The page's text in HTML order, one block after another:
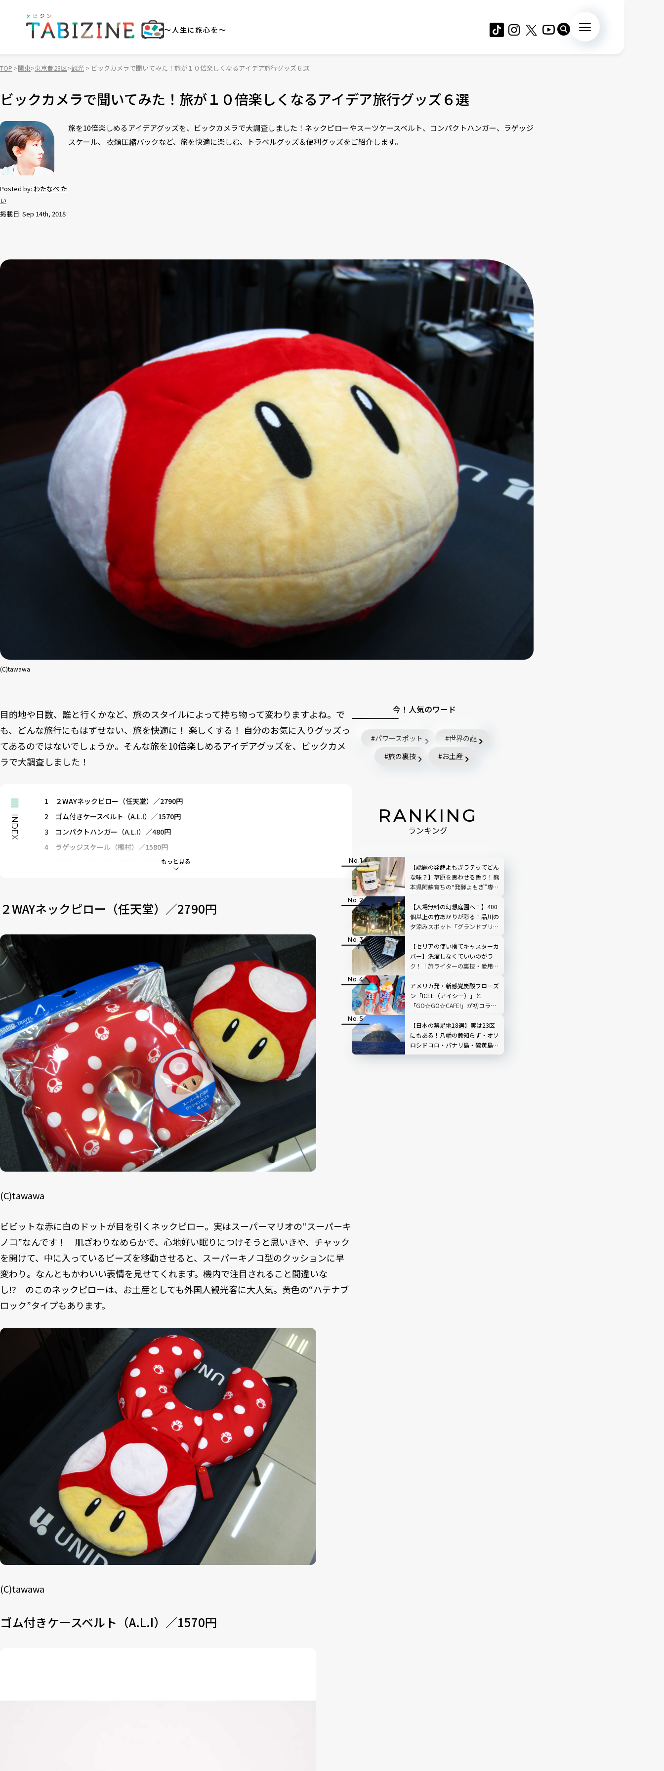
～人生に旅心を～
TOP 関東 東京都23区 観光 ビックカメラで聞いてみた！旅が１０倍楽しくなるアイデア旅行グッズ６選
ビックカメラで聞いてみた！旅が１０倍楽しくなるアイデア旅行グッズ６選
Posted by: わたなべ た
い
掲載日: Sep 14th, 2018
旅を10倍楽しめるアイデアグッズを、ビックカメラで大調査しました！ネックピローやスーツケースベルト、コンパクトハンガー、ラゲッジ
スケール、 衣類圧縮パックなど、旅を快適に楽しむ、トラベルグッズ＆便利グッズをご紹介します。
(C)tawawa
目的地や日数、誰と行くかなど、旅のスタイルによって持ち物って変わりますよね。で
も、どんな旅行にもはずせない、旅を快適に！ 楽しくする！ 自分のお気に入りグッズっ
てあるのではないでしょうか。そんな旅を10倍楽しめるアイデアグッズを、ビックカメ
ラで大調査しました！
もっと見る
INDEX
1
２WAYネックピロー（任天堂）／2790円
2
ゴム付きケースベルト（A.L.I）／1570円
3
コンパクトハンガー（A.L.I）／480円
4
ラゲッジスケール（樫村）／1580円
ミスターくるくる（JTB）／181円
２WAYネックピロー（任天堂）／2790円
(C)tawawa
ビビットな赤に白のドットが目を引くネックピロー。実はスーパーマリオの“スーパーキ
ノコ”なんです！ 肌ざわりなめらかで、心地好い眠りにつけそうと思いきや、チャック
を開けて、中に入っているビーズを移動させると、スーパーキノコ型のクッションに早
変わり。なんともかわいい表情を見せてくれます。機内で注目されること間違いな
し!? のこのネックピローは、お土産としても外国人観光客に大人気。黄色の“ハテナブ
ロック”タイプもあります。
(C)tawawa
ゴム付きケースベルト（A.L.I）／1570円
今！人気のワード
パワースポット
世界の謎
旅の裏技
お土産
RANKING
ランキング
【話題の発酵よもぎラテってどん
な味？】草原を思わせる香り！熊
本県阿蘇育ちの“発酵よもぎ”専門
STAND」渋谷にオープン！人気
TOP3も
【入場無料の幻想庭園へ！】400
個以上の竹あかりが彩る！品川の
夕涼みスポット「グランドプリン
【セリアの使い捨てキャスターカ
バー】洗濯しなくていいのがラ
ク！｜旅ライターの裏技・愛用品
アメリカ発・新感覚炭酸フローズ
ン「ICEE（アイシー）」と
「GO☆GO☆CAFE!」が初コラ
ンクをチェック
【日本の禁足地18選】実は23区
にもある！八幡の藪知らず・オソ
ロシドコロ・パナリ島・硫黄島な
ど注目度ランキングも